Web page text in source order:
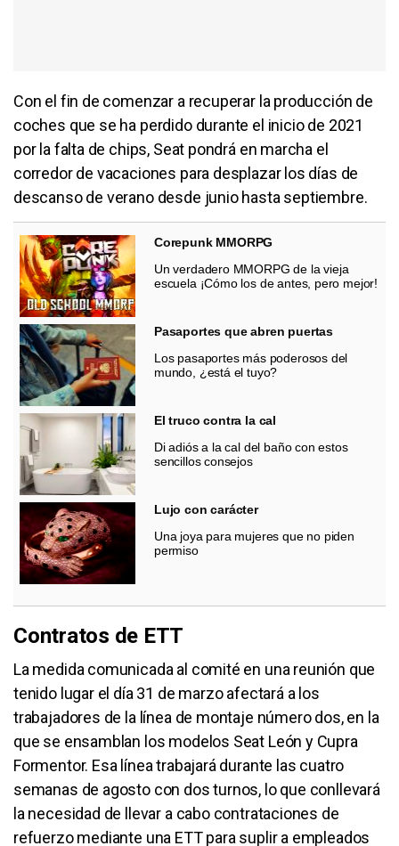
Con el fin de comenzar a recuperar la producción de
coches que se ha perdido durante el inicio de 2021
por la falta de chips, Seat pondrá en marcha el
corredor de vacaciones para desplazar los días de
descanso de verano desde junio hasta septiembre.
Corepunk MMORPG
Un verdadero MMORPG de la vieja
escuela ¡Cómo los de antes, pero mejor!
Pasaportes que abren puertas
Los pasaportes más poderosos del
mundo, ¿está el tuyo?
El truco contra la cal
Di adiós a la cal del baño con estos
sencillos consejos
Lujo con carácter
Una joya para mujeres que no piden
permiso
Contratos de ETT
La medida comunicada al comité en una reunión que
tenido lugar el día 31 de marzo afectará a los
trabajadores de la línea de montaje número dos, en la
que se ensamblan los modelos Seat León y Cupra
Formentor. Esa línea trabajará durante las cuatro
semanas de agosto con dos turnos, lo que conllevará
la necesidad de llevar a cabo contrataciones de
refuerzo mediante una ETT para suplir a empleados